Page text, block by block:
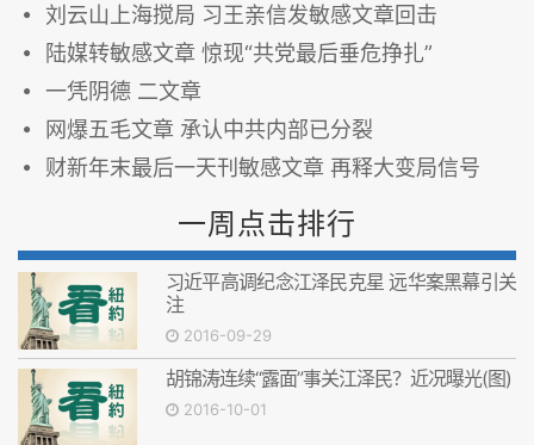
刘云山上海搅局 习王亲信发敏感文章回击
陆媒转敏感文章 惊现“共党最后垂危挣扎”
一凭阴德 二文章
网爆五毛文章 承认中共内部已分裂
财新年末最后一天刊敏感文章 再释大变局信号
一周点击排行
习近平高调纪念江泽民克星 远华案黑幕引关
注
2016-09-29
胡锦涛连续“露面”事关江泽民？近况曝光(图)
2016-10-01